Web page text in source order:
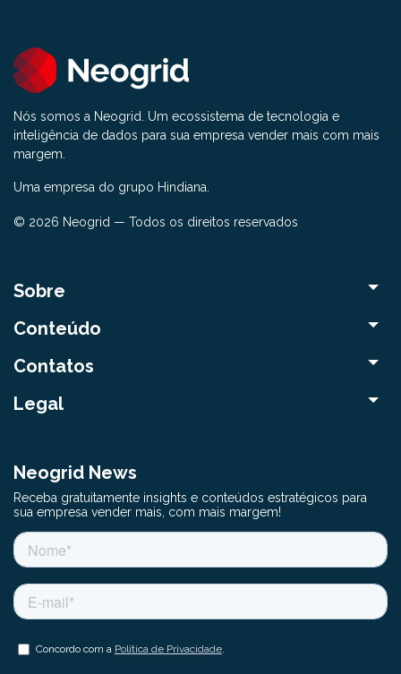
Nós somos a Neogrid. Um ecossistema de tecnologia e
inteligência de dados para sua empresa vender mais com mais
margem.
Uma empresa do grupo Hindiana.
© 2026 Neogrid — Todos os direitos reservados
Sobre
Conteúdo
Contatos
Legal
Neogrid News